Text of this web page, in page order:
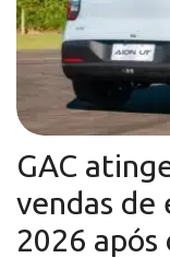
GAC
vendas de
2026